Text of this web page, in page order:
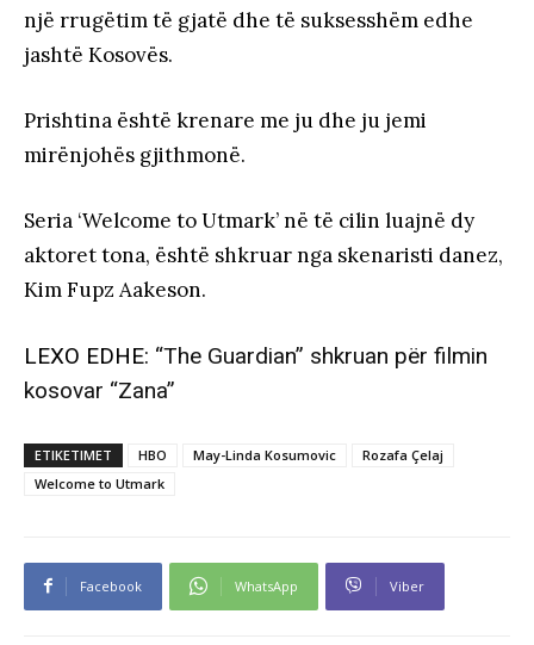
një rrugëtim të gjatë dhe të suksesshëm edhe
jashtë Kosovës.
Prishtina është krenare me ju dhe ju jemi
mirënjohës gjithmonë.
Seria ‘Welcome to Utmark’ në të cilin luajnë dy
aktoret tona, është shkruar nga skenaristi danez,
Kim Fupz Aakeson.
LEXO EDHE: “The Guardian” shkruan për filmin
kosovar “Zana”
ETIKETIMET HBO May-Linda Kosumovic
Rozafa Çelaj
Welcome to Utmark
Facebook WhatsApp Viber